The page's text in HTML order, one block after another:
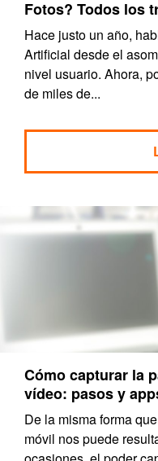
Fotos? Todos los
Hace justo un año,
Artificial desde el
nivel usuario. Ahora,
de miles de...
Cómo capturar la
vídeo: pasos y
De la misma forma
móvil nos puede